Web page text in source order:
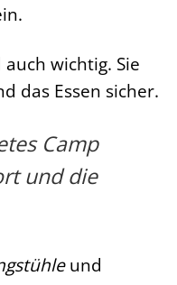
wichtig. Sie
das Essen sicher.
Camp
und die
und